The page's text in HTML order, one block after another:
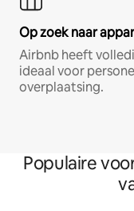
Op zoek naar
Airbnb heeft
ideaal voor
overplaatsing.
Populaire